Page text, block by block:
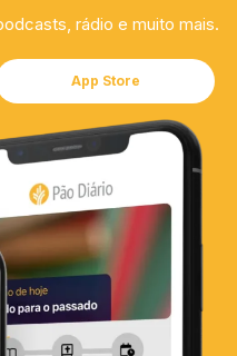
rádio e muito mais.
App Store